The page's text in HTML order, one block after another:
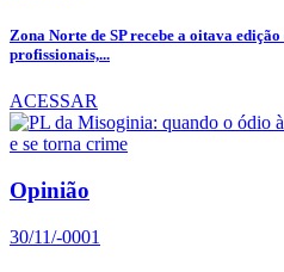
Zona Norte de SP recebe a oitava
profissionais,...
ACESSAR
Opinião
30/11/-0001